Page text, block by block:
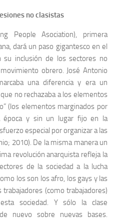
no clasistas
People Asociation), primera
dará un paso gigantesco en el
su inclusión de los sectores no
obrero. José Antonio
una diferencia y era un
no rechazaba a los elementos
(los elementos marginados por
época y sin un lugar fijo en la
especial por organizar a las
2010). De la misma manera un
revolución anarquista refleja la
de la sociedad a la lucha
los son los afro, los gays y las
(como trabajadores)
sociedad. Y sólo la clase
nuevo sobre nuevas bases.